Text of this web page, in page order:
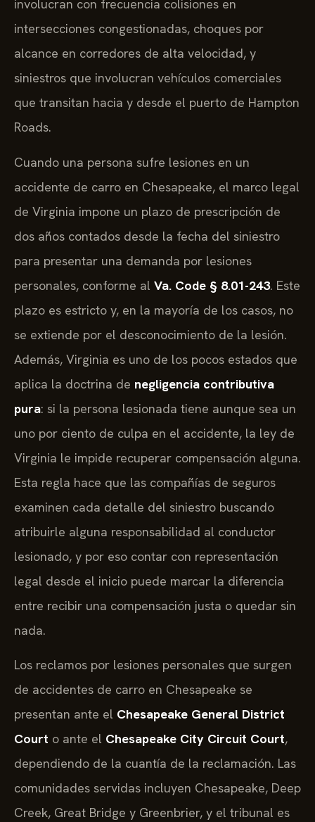
involucran con frecuencia colisiones en
intersecciones congestionadas, choques por
alcance en corredores de alta velocidad, y
siniestros que involucran vehículos comerciales
que transitan hacia y desde el puerto de Hampton
Roads.
Cuando una persona sufre lesiones en un
accidente de carro en Chesapeake, el marco legal
de Virginia impone un plazo de prescripción de
dos años contados desde la fecha del siniestro
para presentar una demanda por lesiones
personales, conforme al Va. Code § 8.01-243. Este
plazo es estricto y, en la mayoría de los casos, no
se extiende por el desconocimiento de la lesión.
Además, Virginia es uno de los pocos estados que
aplica la doctrina de negligencia contributiva
pura: si la persona lesionada tiene aunque sea un
uno por ciento de culpa en el accidente, la ley de
Virginia le impide recuperar compensación alguna.
Esta regla hace que las compañías de seguros
examinen cada detalle del siniestro buscando
atribuirle alguna responsabilidad al conductor
lesionado, y por eso contar con representación
legal desde el inicio puede marcar la diferencia
entre recibir una compensación justa o quedar sin
nada.
Los reclamos por lesiones personales que surgen
de accidentes de carro en Chesapeake se
presentan ante el Chesapeake General District
Court o ante el Chesapeake City Circuit Court,
dependiendo de la cuantía de la reclamación. Las
comunidades servidas incluyen Chesapeake, Deep
Creek, Great Bridge y Greenbrier, y el tribunal es